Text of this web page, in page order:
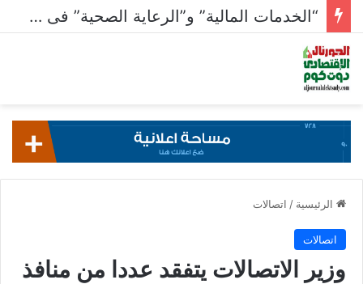
“الخدمات المالية” و”الرعاية الصحية” فى صدارة القطاعات الأنشط بالبورصة بـ 23.5 مليار جنيه
الرئيسية / اتصالات
اتصالات
وزير الاتصالات يتفقد عددا من منافذ